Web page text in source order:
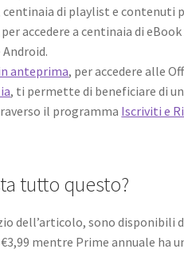
di playlist e contenuti
per accedere a centinaia di
Android.
anteprima, per accedere alle
, ti permette di beneficiare di
il programma Iscriviti e
tutto questo?
dell’articolo, sono
mentre Prime annuale ha